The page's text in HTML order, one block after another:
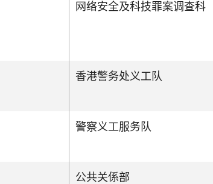
网络安全及科技罪案调查科
香港警务处义工队
警察义工服务队
公共关係部